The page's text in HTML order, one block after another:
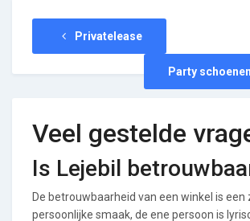
Privatelease
Party
Veel gestelde
Is Lejebil
De betrouwbaarheid van een winkel is een
persoonlijke smaak, de ene persoon is